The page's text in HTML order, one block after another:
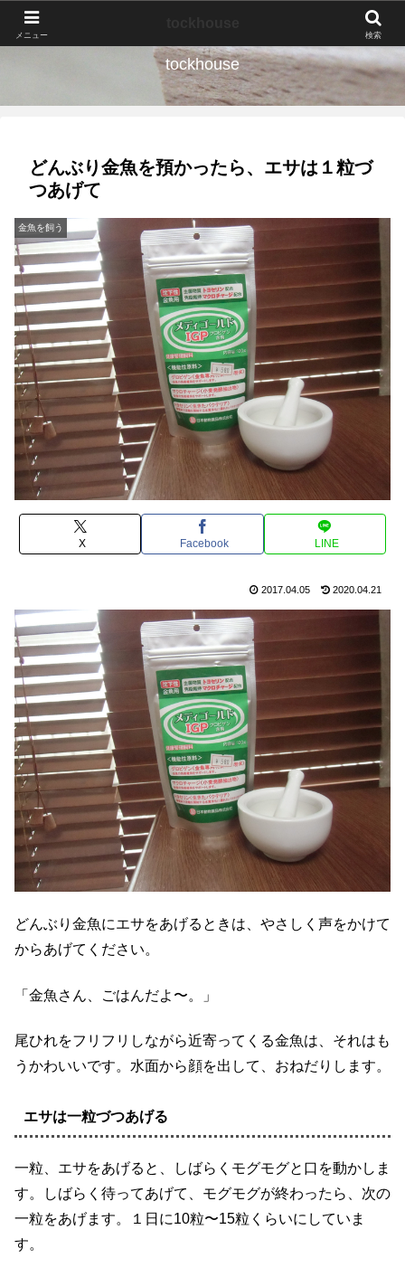
tockhouse
どんぶり金魚を預かったら、エサは１粒づ
つあげて
金魚を飼う
X Facebook LINE
2017.04.05 2020.04.21
どんぶり金魚にエサをあげるときは、やさしく声をかけて
からあげてください。
「金魚さん、ごはんだよ〜。」
尾ひれをフリフリしながら近寄ってくる金魚は、それはも
うかわいいです。水面から顔を出して、おねだりします。
エサは一粒づつあげる
一粒、エサをあげると、しばらくモグモグと口を動かしま
す。しばらく待ってあげて、モグモグが終わったら、次の
一粒をあげます。１日に10粒〜15粒くらいにしていま
す。
メニュー 検索